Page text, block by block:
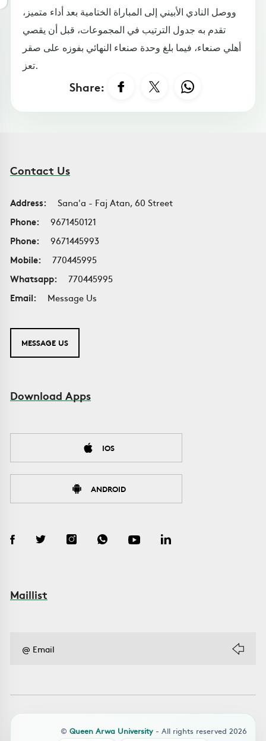
ووصل النادي الأبيني إلى المباراة الختامية بعد أداء متميز،
تقدم به جدول الترتيب في المجموعات، قبل أن يقصي
أهلي صنعاء، فيما بلغ وحدة صنعاء النهائي بفوزه على صقر
تعز.
Share:
Contact Us
Address:
Sana'a - Faj Atan, 60 Street
Phone:
9671450121
Phone:
9671445993
Mobile:
770445995
Whatsapp:
770445995
Email:
Message Us
MESSAGE US
Download Apps
IOS
ANDROID
Maillist
© Queen Arwa University - All rights reserved 2026